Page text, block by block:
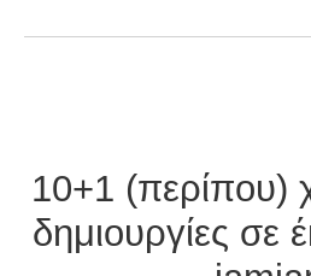
10+1 (περίπου)
δημιουργίες σε